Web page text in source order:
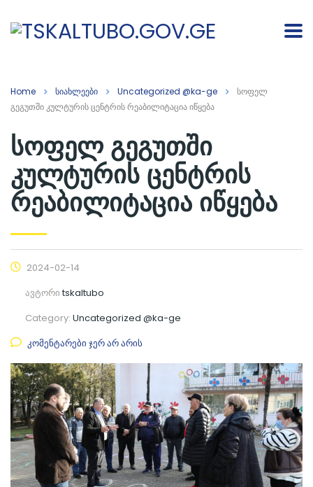
Home სიახლეები Uncategorized @ka-ge
სოფელ
გეგუთში კულტურის ცენტრის რეაბილიტაცია იწყება
სოფელ გეგუთში
კულტურის ცენტრის
რეაბილიტაცია იწყება
2024-02-14
ავტორიtskaltubo
Category: Uncategorized @ka-ge
კომენტარები ჯერ არ არის